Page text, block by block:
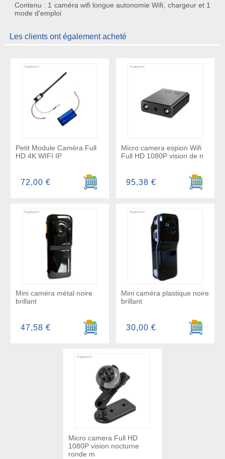
Contenu : 1 caméra wifi longue autonomie Wifi, chargeur et 1
mode d'emploi
Les clients ont également acheté
Petit Module Caméra Full
HD 4K WIFI IP
Ajouter au panier
72,00 €
Micro camera espion Wifi
Full HD 1080P vision de n
Ajouter
95,38 €
Mini caméra métal noire
brillant
Ajouter au panier
47,58 €
Mini caméra plastique noire
brillant
Ajouter
30,00 €
Micro camera Full HD
1080P vision nocturne
ronde m